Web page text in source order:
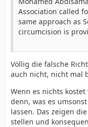
Association called
same approach as
circumcision is
Völlig die falsche
auch nicht, nicht mal
Wenn es nichts
denn, was es
lassen. Das zeigen
stellen und